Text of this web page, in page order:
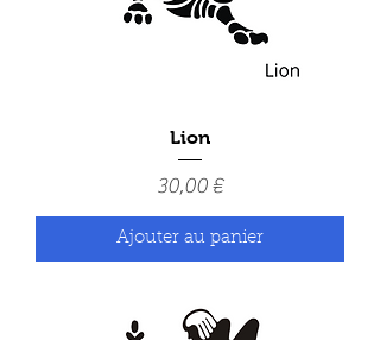
Lion
Prix
30,00 €
Ajouter au panier